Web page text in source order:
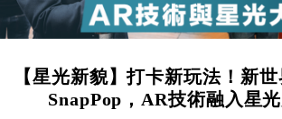
47仙
17:33
財經｜滙豐上調香港今年GDP預
16:47
本地｜假冒內地執法人員要求交
損失近6900萬元
【星光新貌】打卡新玩法！新
SnapPop，AR技術融入星